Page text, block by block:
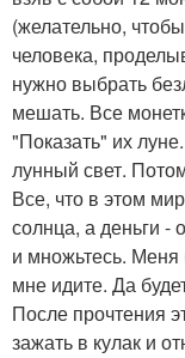
(желательно,
человека,
нужно выбрать
мешать. Все
"Показать" их
лунный свет.
Все, что в этом
солнца, а деньги -
и множьтесь. Меня
мне идите. Да
После прочтения
зажать в кулак и